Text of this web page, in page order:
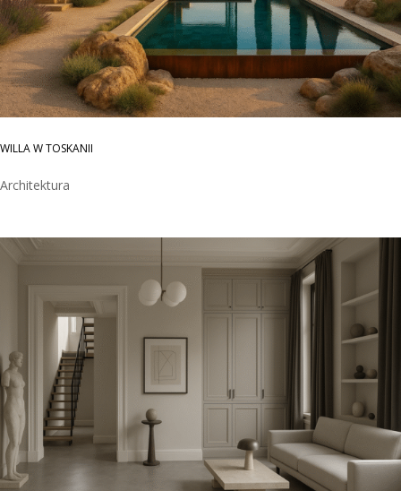
WILLA W TOSKANII
Architektura